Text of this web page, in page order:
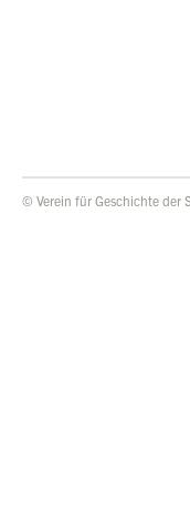
© Verein für Geschichte der